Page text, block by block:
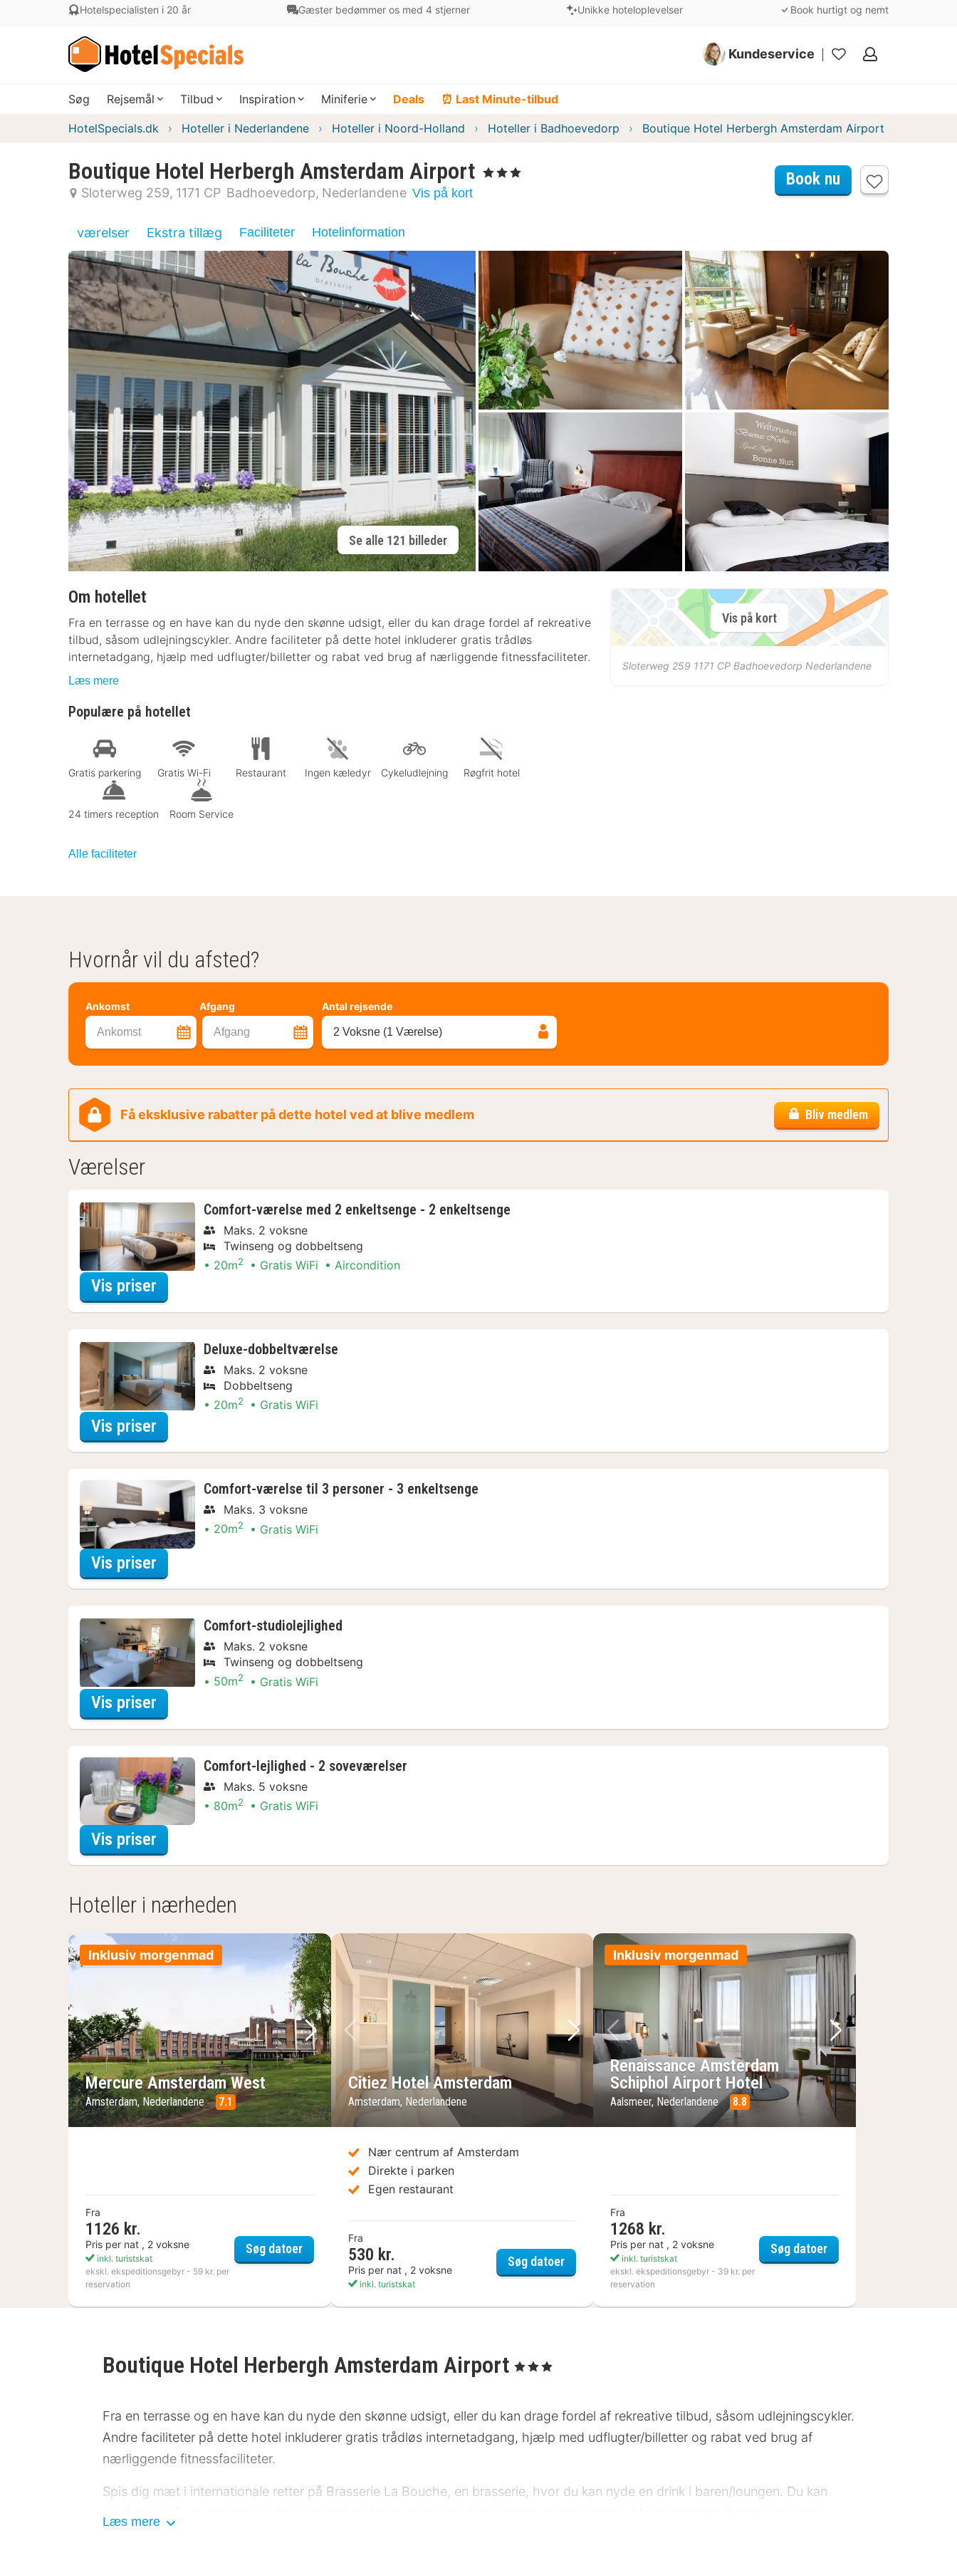
Hotelspecialisten i 20 år Gæster bedømmer os med 4 stjerner Unikke hoteloplevelser Book hurtigt og nemt
Kundeservice
Mine
Søg Rejsemål Tilbud Inspiration Miniferie Deals ⏰ Last Minute-tilbud
HotelSpecials.dk Hoteller i Nederlandene Hoteller i Noord-Holland Hoteller i Badhoevedorp Boutique Hotel Herbergh Amsterdam Airport
Boutique Hotel Herbergh Amsterdam Airport , 3 Stjerner
Sloterweg 259 1171 CP Badhoevedorp Nederlandene Vis på kort
Book nu
værelser Ekstra tillæg Faciliteter Hotelinformation
Se alle 121 billeder
Om hotellet
Fra en terrasse og en have kan du nyde den skønne udsigt, eller du kan drage fordel af rekreative
tilbud, såsom udlejningscykler. Andre faciliteter på dette hotel inkluderer gratis trådløs
internetadgang, hjælp med udflugter/billetter og rabat ved brug af nærliggende fitnessfaciliteter.
Læs mere
Populære på hotellet
Gratis parkering Gratis Wi-Fi Restaurant Ingen kæledyr Cykeludlejning Røgfrit hotel
24 timers reception Room Service
Alle faciliteter
Vis på kort
Sloterweg 259 1171 CP Badhoevedorp Nederlandene
Hvornår vil du afsted?
Ankomst Afgang
Ankomst Afgang
Antal rejsende
2 Voksne (1 Værelse)
Få eksklusive rabatter på dette hotel ved at blive medlem Bliv medlem
Værelser
Comfort-værelse med 2 enkeltsenge - 2 enkeltsenge
Maks. 2 voksne
Twinseng og dobbeltseng
20m2 Gratis WiFi Aircondition
Vis priser
Deluxe-dobbeltværelse
Maks. 2 voksne
Dobbeltseng
20m2 Gratis WiFi
Vis priser
Comfort-værelse til 3 personer - 3 enkeltsenge
Maks. 3 voksne
20m2 Gratis WiFi
Vis priser
Comfort-studiolejlighed
Maks. 2 voksne
Twinseng og dobbeltseng
50m2 Gratis WiFi
Vis priser
Comfort-lejlighed - 2 soveværelser
Maks. 5 voksne
80m2 Gratis WiFi
Vis priser
Hoteller i nærheden
Inklusiv morgenmad
Forrige billede
Næste billede
Mercure Amsterdam West
Amsterdam, Nederlandene 7.1
Fra
1126 kr.
Pris per nat , 2 voksne
inkl. turistskat
ekskl. ekspeditionsgebyr - 59 kr. per
reservation
Søg datoerMercure Amsterdam West
Forrige billede
Næste billede
Citiez Hotel Amsterdam
Amsterdam, Nederlandene
Nær centrum af Amsterdam
Direkte i parken
Egen restaurant
Fra
530 kr.
Pris per nat , 2 voksne
inkl. turistskat
Søg datoerCitiez Hotel Amsterdam
Inklusiv morgenmad
Forrige billede
Næste billede
Renaissance Amsterdam
Schiphol Airport Hotel
Aalsmeer, Nederlandene 8.8
Fra
1268 kr.
Pris per nat , 2 voksne
inkl. turistskat
ekskl. ekspeditionsgebyr - 39 kr. per
reservation
Søg datoerRenaissance
Boutique Hotel Herbergh Amsterdam Airport , 3 Stjerner
Fra en terrasse og en have kan du nyde den skønne udsigt, eller du kan drage fordel af rekreative tilbud, såsom udlejningscykler.
Andre faciliteter på dette hotel inkluderer gratis trådløs internetadgang, hjælp med udflugter/billetter og rabat ved brug af
nærliggende fitnessfaciliteter.
Spis dig mæt i internationale retter på Brasserie La Bouche, en brasserie, hvor du kan nyde en drink i baren/loungen. Du kan
Læs mere